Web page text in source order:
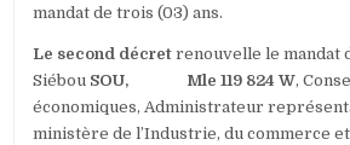
mandat de trois (03) ans.
Le second décret renouvelle le mandat
Siébou SOU, Mle 119 824 W,
économiques, Administrateur
ministère de l’Industrie, du commerce et